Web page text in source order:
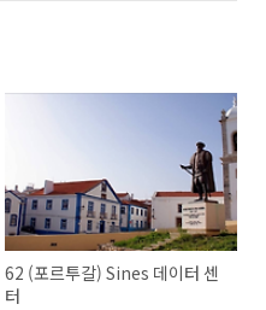
62 (포르투갈) Sines 데이터 센
터